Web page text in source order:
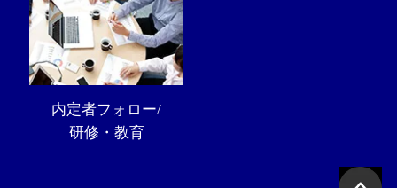
内定者フォロー/
研修・教育